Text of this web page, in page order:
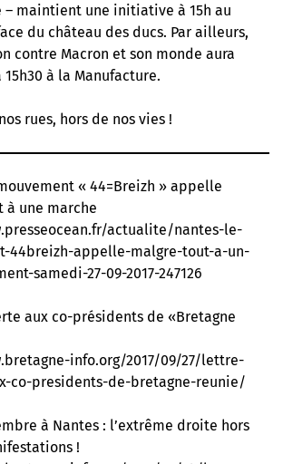
– maintient une initiative à 15h au
du château des ducs. Par ailleurs,
contre Macron et son monde aura
à la Manufacture.
rues, hors de nos vies !
« 44=Breizh » appelle
à une marche
actualite/nantes-le-
44breizh-appelle-malgre-tout-a-un-
samedi-27-09-2017-247126
aux co-présidents de «Bretagne
info.org/2017/09/27/lettre-
co-presidents-de-bretagne-reunie/
à Nantes : l’extrême droite hors
!